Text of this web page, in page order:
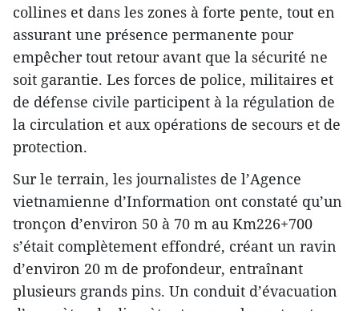
collines et dans les zones à forte pente, tout en
assurant une présence permanente pour
empêcher tout retour avant que la sécurité ne
soit garantie. Les forces de police, militaires et
de défense civile participent à la régulation de
la circulation et aux opérations de secours et de
protection.
Sur le terrain, les journalistes de l’Agence
vietnamienne d’Information ont constaté qu’un
tronçon d’environ 50 à 70 m au Km226+700
s’était complètement effondré, créant un ravin
d’environ 20 m de profondeur, entraînant
plusieurs grands pins. Un conduit d’évacuation